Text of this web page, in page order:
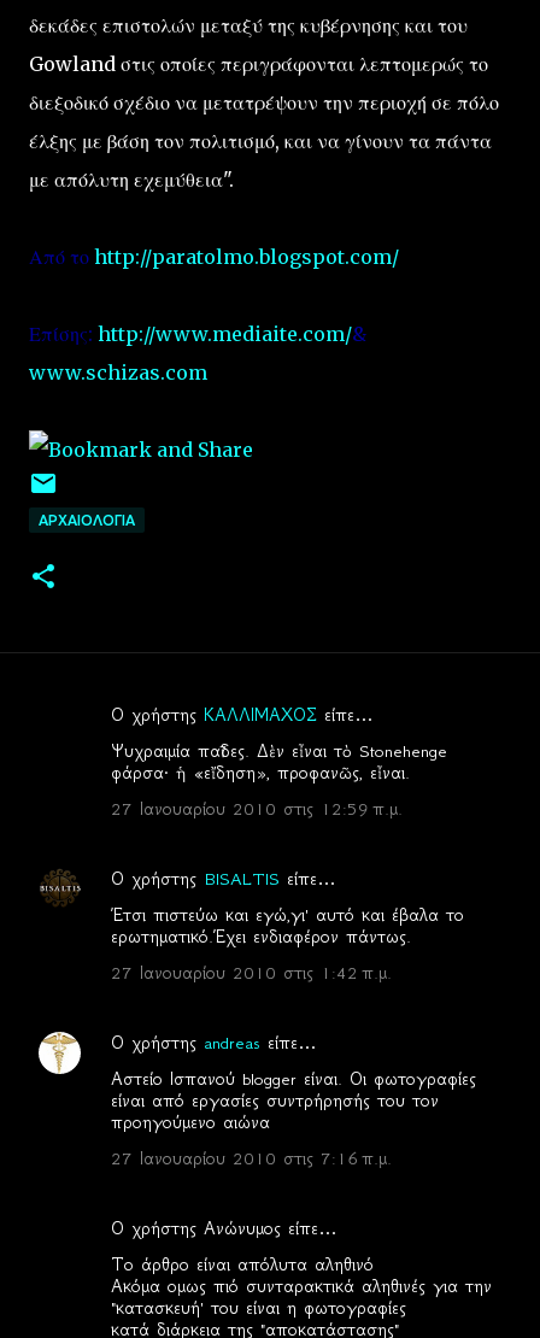
δεκάδες επιστολών μεταξύ της κυβέρνησης και του
Gowland στις οποίες περιγράφονται λεπτομερώς το
διεξοδικό σχέδιο να μετατρέψουν την περιοχή σε πόλο
έλξης με βάση τον πολιτισμό, και να γίνουν τα πάντα
με απόλυτη εχεμύθεια".
Από το http://paratolmo.blogspot.com/
Επίσης: http://www.mediaite.com/&
www.schizas.com
ΑΡΧΑΙΟΛΟΓΙΑ
α
Ο χρήστης ΚΑΛΛΙΜΑΧΟΣ είπε…
Ψυχραιμία παῖδες. Δὲν εἶναι τὸ Stonehenge
φάρσα· ἡ «εἴδηση», προφανῶς, εἶναι.
27 Ιανουαρίου 2010 στις 12:59 π.μ.
Ο χρήστης BISALTIS είπε…
Έτσι πιστεύω και εγώ,γι' αυτό και έβαλα το
ερωτηματικό.Έχει ενδιαφέρον πάντως.
27 Ιανουαρίου 2010 στις 1:42 π.μ.
Ο χρήστης andreas είπε…
Αστείο Ισπανού blogger είναι. Οι φωτογραφίες
είναι από εργασίες συντρήρησής του τον
προηγούμενο αιώνα
27 Ιανουαρίου 2010 στις 7:16 π.μ.
Ο χρήστης Ανώνυμος είπε…
Το άρθρο είναι απόλυτα αληθινό
Ακόμα ομως πιό συνταρακτικά αληθινές για την
"κατασκευή' του είναι η φωτογραφίες
κατά διάρκεια της "αποκατάστασης"